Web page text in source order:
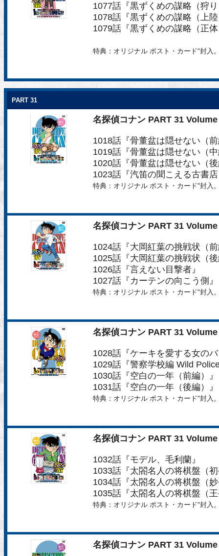
1077話『黒ずくめの謀略（狩
1078話『黒ずくめの謀略（上
1079話『黒ずくめの謀略（正
特典：オリジナル ポスト・カード"封入
PART 31
名探偵コナン PART 31 Volume
1018話『骨董盆は隠せない（
1019話『骨董盆は隠せない（
1020話『骨董盆は隠せない（
1023話『汽笛の聞こえる古書
特典：オリジナル ポスト・カード"封入
名探偵コナン PART 31 Volume
1024話『大岡紅葉の挑戦状（
1025話『大岡紅葉の挑戦状（
1026話『言えない目撃者』
1027話『カーテンの向こう側』
特典：オリジナル ポスト・カード"封入
名探偵コナン PART 31 Volume
1028話『ケーキを愛する女の
1029話『警察学校編 Wild
1030話『空白の一年（前編）』
1031話『空白の一年（後編）』
特典：オリジナル ポスト・カード"封入
名探偵コナン PART 31 Volume
1032話『モデル、毛利蘭』
1033話『太閤名人の将棋盤（
1034話『太閤名人の将棋盤（
1035話『太閤名人の将棋盤（
特典：オリジナル ポスト・カード"封入
名探偵コナン PART 31 Volume